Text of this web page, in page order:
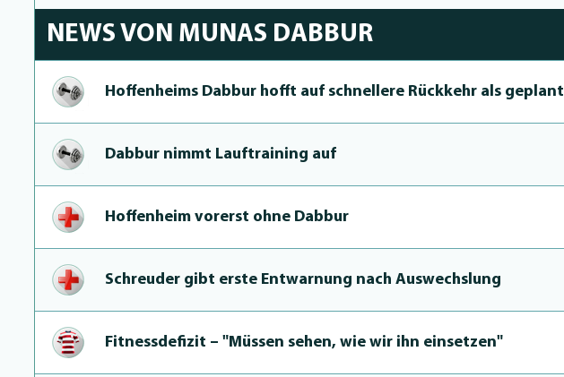
NEWS VON MUNAS DABBUR
Hoffenheims Dabbur hofft auf schnellere Rückkehr als geplant
Dabbur nimmt Lauftraining auf
Hoffenheim vorerst ohne Dabbur
Schreuder gibt erste Entwarnung nach Auswechslung
Fit­nessdefi­zit – "Müssen sehen, wie wir ihn einsetzen"